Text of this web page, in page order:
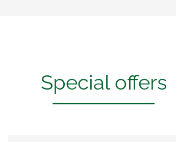
Special offers